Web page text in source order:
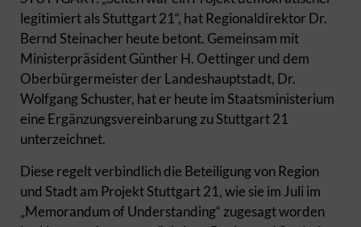
legitimiert als Stuttgart 21“, hat Regionaldirektor Dr.
Bernd Steinacher heute betont. Gemeinsam mit
Ministerpräsident Günther H. Oettinger und dem
Oberbürgermeister der Landeshauptstadt, Dr.
Wolfgang Schuster, hat er heute im Staatsministerium
eine Ergänzungsvereinbarung zu Stuttgart 21
unterzeichnet.
Diese regelt verbindlich die Beteiligung von Region
und Stadt am Projekt Stuttgart 21, wie sie im Juli im
„Memorandum of Understanding“ zugesagt worden